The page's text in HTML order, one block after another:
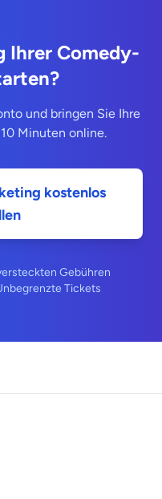
Ihrer Comedy-
und bringen Sie Ihre
Minuten online.
kostenlos
Gebühren
Tickets